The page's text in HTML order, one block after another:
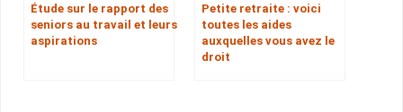
Étude sur le rapport des
seniors au travail et leurs
aspirations
Petite retraite : voici
toutes les aides
auxquelles vous avez le
droit